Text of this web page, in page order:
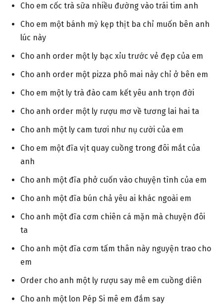
Cho em cốc trà sữa nhiều đường vào trái tim anh
Cho em một bánh mỳ kẹp thịt ba chỉ muốn bên anh
lúc này
Cho anh order một ly bạc xỉu trước vẻ đẹp của em
Cho anh order một pizza phô mai này chỉ ở bên em
Cho em một ly trà đào cam kết yêu anh trọn đời
Cho anh order một ly rượu mơ về tương lai hai ta
Cho anh một ly cam tươi như nụ cười của em
Cho em một đĩa vịt quay cuồng trong đôi mắt của
anh
Cho anh một đĩa phở cuốn vào chuyện tình của em
Cho anh một đĩa bún chả yêu ai khác ngoài em
Cho anh một đĩa cơm chiên cá mặn mà chuyện đôi
ta
Cho anh một đĩa cơm tấm thân này nguyện trao cho
em
Order cho anh một ly rượu say mê em cuồng diên
Cho anh một lon Pép Si mê em đắm say